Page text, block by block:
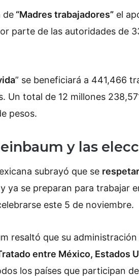
de “Madres trabajadores” el
parte de las autoridades de
” se beneficiará a 441,466
Un total de 12 millones
pesos.
y las
subrayó que se
y ya se preparan para trabajar
este 5 de noviembre.
resaltó que su
entre México, Estados
los países que participan